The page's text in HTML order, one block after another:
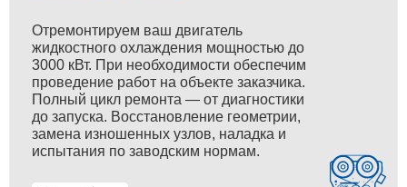
Отремонтируем ваш двигатель
жидкостного охлаждения мощностью до
3000 кВт. При необходимости обеспечим
проведение работ на объекте заказчика.
Полный цикл ремонта — от диагностики
до запуска. Восстановление геометрии,
замена изношенных узлов, наладка и
испытания по заводским нормам.